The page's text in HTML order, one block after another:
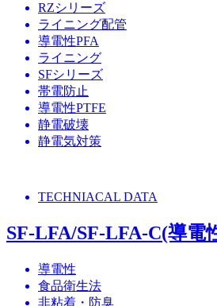
RZシリーズ
ライニング配管
導電性PFA
ライニング
SFシリーズ
帯電防止
導電性PTFE
静電破壊
静電気対策
TECHNIACAL DATA
SF-LFA/SF-LFA-C(導電
導電性
食品衛生法
非粘着・防臭